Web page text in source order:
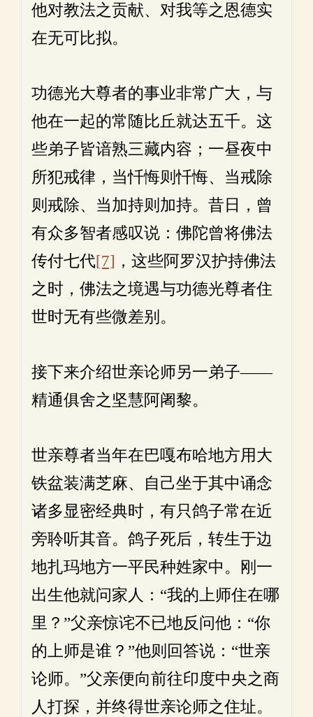
他对教法之贡献、对我等之恩德实
在无可比拟。
功德光大尊者的事业非常广大，与
他在一起的常随比丘就达五千。这
些弟子皆谙熟三藏内容；一昼夜中
所犯戒律，当忏悔则忏悔、当戒除
则戒除、当加持则加持。昔日，曾
有众多智者感叹说：佛陀曾将佛法
传付七代[7] ，这些阿罗汉护持佛法
之时，佛法之境遇与功德光尊者住
世时无有些微差别。
接下来介绍世亲论师另一弟子——
精通俱舍之坚慧阿阇黎。
世亲尊者当年在巴嘎布哈地方用大
铁盆装满芝麻、自己坐于其中诵念
诸多显密经典时，有只鸽子常在近
旁聆听其音。鸽子死后，转生于边
地扎玛地方一平民种姓家中。刚一
出生他就问家人：“我的上师住在哪
里？”父亲惊诧不已地反问他：“你
的上师是谁？”他则回答说：“世亲
论师。”父亲便向前往印度中央之商
人打探，并终得世亲论师之住址。